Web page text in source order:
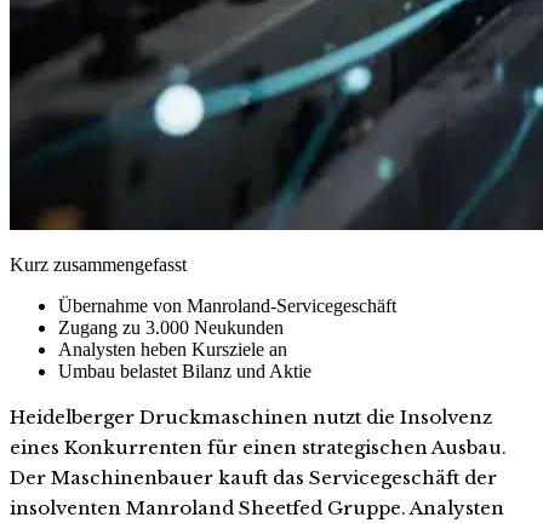
Kurz zusammengefasst
Übernahme von Manroland-Servicegeschäft
Zugang zu 3.000 Neukunden
Analysten heben Kursziele an
Umbau belastet Bilanz und Aktie
Heidelberger Druckmaschinen nutzt die Insolvenz
eines Konkurrenten für einen strategischen Ausbau.
Der Maschinenbauer kauft das Servicegeschäft der
insolventen Manroland Sheetfed Gruppe. Analysten